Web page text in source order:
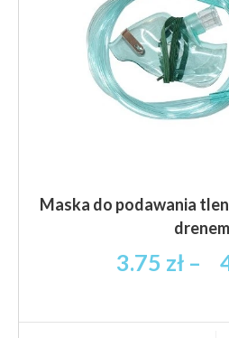
Maska do podawania
drenem
3.75 zł –